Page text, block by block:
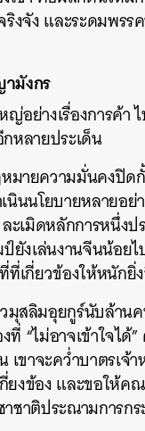
ริงจัง และระดมพร
มังกร
อย่างเรื่องการค้า
หลายประเด็น
มายความมั่นคงปิด
นินนโยบายหลายอ
ะเมิดหลักการหนึ่งป
ยังเล่นงานจีนน้อยไ
ที่เกี่ยวข้องให้หนักยิ่
มุสลิมอุยกูร์นับล้าน
ที่ “ไม่อาจเข้าใจได้
เขาจะคว่ำบาตรเจ้
งข้อง และขอให้ค
ชาติประณามการก